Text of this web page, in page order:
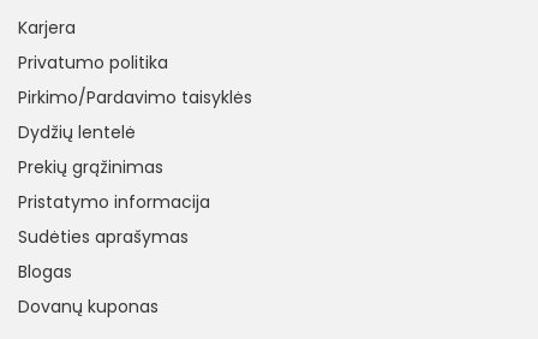
Karjera
Privatumo politika
Pirkimo/Pardavimo taisyklės
Dydžių lentelė
Prekių grąžinimas
Pristatymo informacija
Sudėties aprašymas
Blogas
Dovanų kuponas